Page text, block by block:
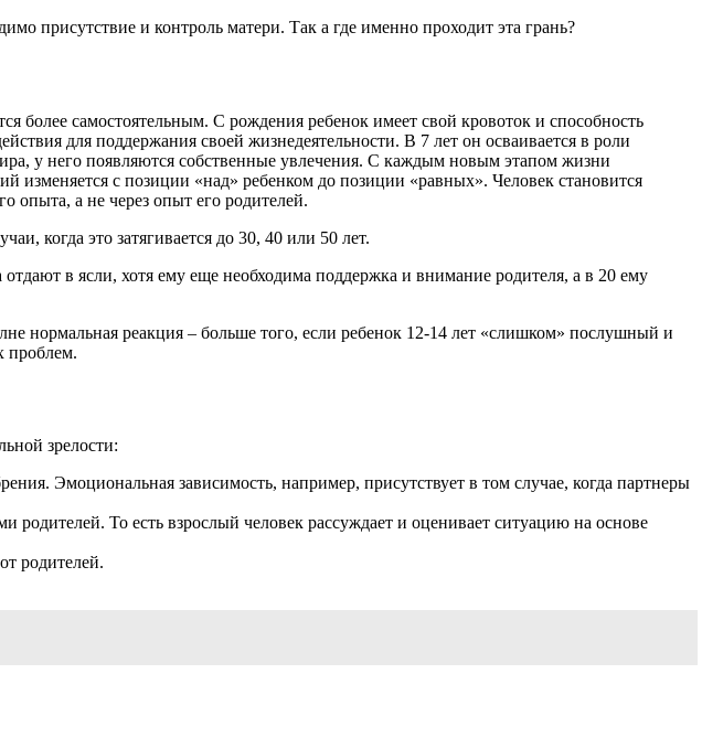
присутствие и контроль матери. Так а где именно проходит эта грань?
более самостоятельным. С рождения ребенок имеет свой кровоток и способность
для поддержания своей жизнедеятельности. В 7 лет он осваивается в роли
у него появляются собственные увлечения. С каждым новым этапом жизни
изменяется с позиции «над» ребенком до позиции «равных». Человек становится
опыта, а не через опыт его родителей.
когда это затягивается до 30, 40 или 50 лет.
в ясли, хотя ему еще необходима поддержка и внимание родителя, а в 20 ему
нормальная реакция – больше того, если ребенок 12-14 лет «слишком» послушный и
проблем.
зрелости:
Эмоциональная зависимость, например, присутствует в том случае, когда партнеры
родителей. То есть взрослый человек рассуждает и оценивает ситуацию на основе
родителей.